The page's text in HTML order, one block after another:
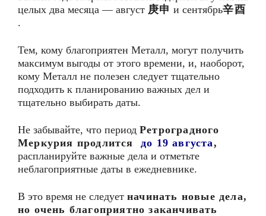
целых два месяца — август 庚申 и сентябрь辛酉
.
Тем, кому благоприятен Металл, могут получить
максимум выгоды от этого времени, и, наоборот,
кому Металл не полезен следует тщательно
подходить к планированию важных дел и
тщательно выбирать даты.
Не забывайте, что период Ретроградного
Меркурия продлится до 19 августа,
распланируйте важные дела и отметьте
неблагоприятные даты в ежедневнике.
В это время не следует начинать новые дела,
но очень благоприятно заканчивать